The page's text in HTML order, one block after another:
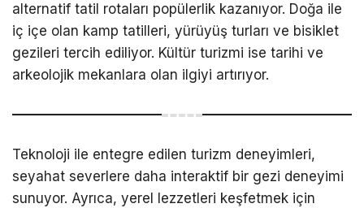
alternatif tatil rotaları popülerlik kazanıyor. Doğa ile
iç içe olan kamp tatilleri, yürüyüş turları ve bisiklet
gezileri tercih ediliyor. Kültür turizmi ise tarihi ve
arkeolojik mekanlara olan ilgiyi artırıyor.
Teknoloji ile entegre edilen turizm deneyimleri,
seyahat severlere daha interaktif bir gezi deneyimi
sunuyor. Ayrıca, yerel lezzetleri keşfetmek için